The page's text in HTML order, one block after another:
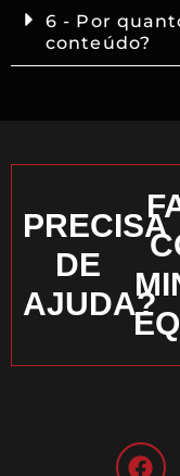
6 - Por
conteúdo?
PRECISA
DE
AJUDA?